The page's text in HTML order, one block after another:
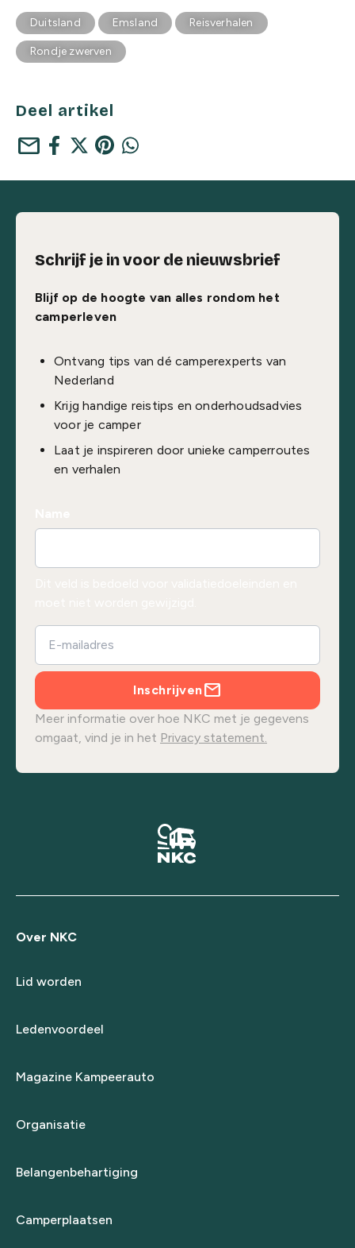
Duitsland Emsland Reisverhalen
Rondje zwerven
Deel artikel
mail
Schrijf je in voor de nieuwsbrief
Blijf op de hoogte van alles rondom het
camperleven
Ontvang tips van dé camperexperts van
Nederland
Krijg handige reistips en onderhoudsadvies
voor je camper
Laat je inspireren door unieke camperroutes
en verhalen
Inschrijven
Meer informatie over hoe NKC met je gegevens
omgaat, vind je in het Privacy statement.
Over NKC
Lid worden
Ledenvoordeel
Magazine Kampeerauto
Organisatie
Belangenbehartiging
Camperplaatsen